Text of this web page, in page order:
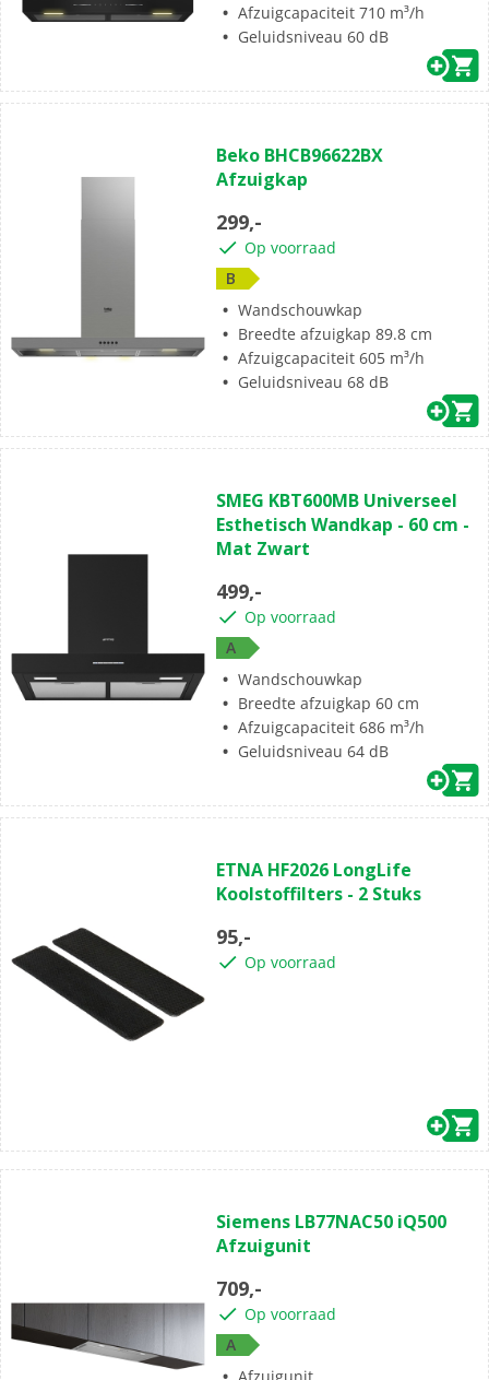
Afzuigcapaciteit 710 m³/h
Geluidsniveau 60 dB
Beko BHCB96622BX
Afzuigkap
299,-
Op voorraad
B
Wandschouwkap
Breedte afzuigkap 89.8 cm
Afzuigcapaciteit 605 m³/h
Geluidsniveau 68 dB
SMEG KBT600MB Universeel
Esthetisch Wandkap - 60 cm -
Mat Zwart
499,-
Op voorraad
A
Wandschouwkap
Breedte afzuigkap 60 cm
Afzuigcapaciteit 686 m³/h
Geluidsniveau 64 dB
ETNA HF2026 LongLife
Koolstoffilters - 2 Stuks
95,-
Op voorraad
Siemens LB77NAC50 iQ500
Afzuigunit
709,-
Op voorraad
A